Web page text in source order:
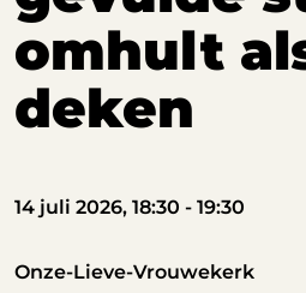
omhult
deken
14 juli 2026, 18:30 - 19:30
Onze-Lieve-Vrouwekerk